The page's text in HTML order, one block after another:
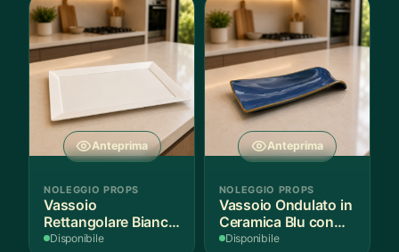
Anteprima
NOLEGGIO PROPS
Vassoio
Rettangolare Bianco
per Scenografie
Disponibile
Anteprima
NOLEGGIO PROPS
Vassoio Ondulato in
Ceramica Blu con
Bordo Dorato
Disponibile